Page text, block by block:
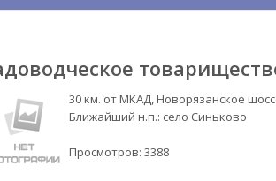
30 км. от МКАД, Новорязанское
Ближайший н.п.: село Синьково
Просмотров: 3388